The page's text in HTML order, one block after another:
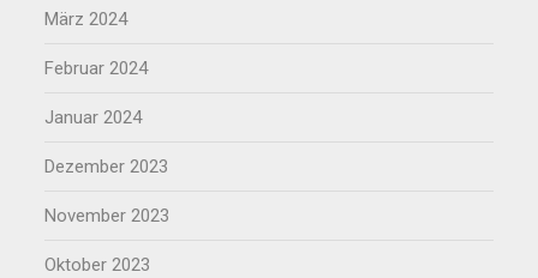
März 2024
Februar 2024
Januar 2024
Dezember 2023
November 2023
Oktober 2023